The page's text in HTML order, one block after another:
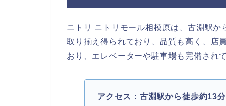
ニトリ ニトリモール相模原は、古淵駅
取り揃え得られており、品質も高く、店
おり、エレベーターや駐車場も完備され
アクセス：古淵駅から徒歩約13分